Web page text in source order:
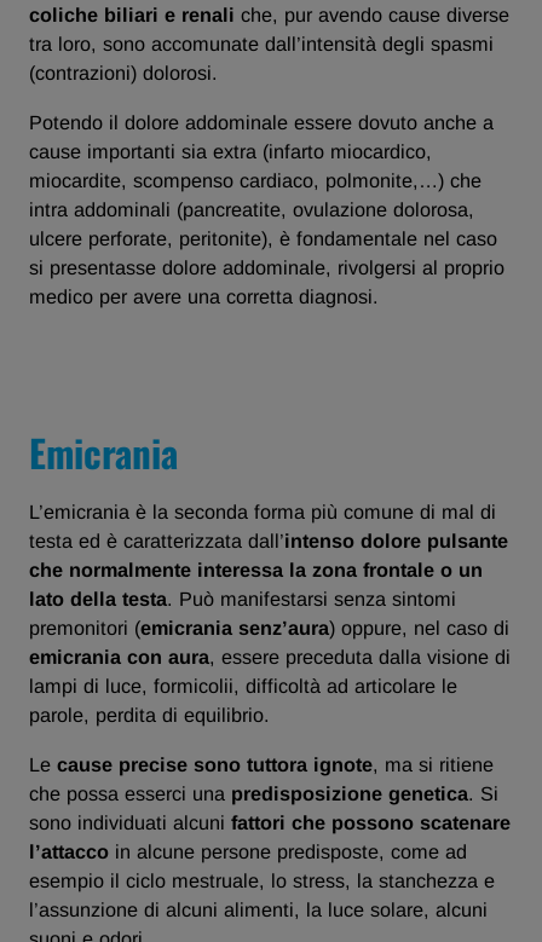
coliche biliari e renali che, pur avendo cause diverse
tra loro, sono accomunate dall’intensità degli spasmi
(contrazioni) dolorosi.
Potendo il dolore addominale essere dovuto anche a
cause importanti sia extra (infarto miocardico,
miocardite, scompenso cardiaco, polmonite,…) che
intra addominali (pancreatite, ovulazione dolorosa,
ulcere perforate, peritonite), è fondamentale nel caso
si presentasse dolore addominale, rivolgersi al proprio
medico per avere una corretta diagnosi.
Emicrania
L’emicrania è la seconda forma più comune di mal di
testa ed è caratterizzata dall’intenso dolore pulsante
che normalmente interessa la zona frontale o un
lato della testa. Può manifestarsi senza sintomi
premonitori (emicrania senz’aura) oppure, nel caso di
emicrania con aura, essere preceduta dalla visione di
lampi di luce, formicolii, difficoltà ad articolare le
parole, perdita di equilibrio.
Le cause precise sono tuttora ignote , ma si ritiene
che possa esserci una predisposizione genetica . Si
sono individuati alcuni fattori che possono scatenare
l’attacco in alcune persone predisposte, come ad
esempio il ciclo mestruale, lo stress, la stanchezza e
l’assunzione di alcuni alimenti, la luce solare, alcuni